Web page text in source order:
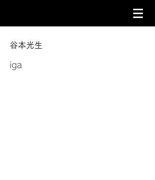
谷本光生
iga